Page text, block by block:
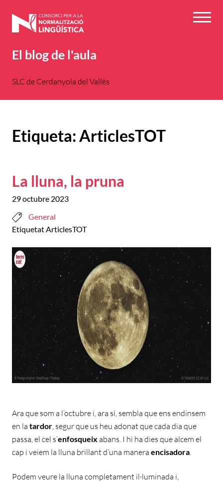
El blog de l'aula
SLC de Cerdanyola del Vallès
Etiqueta:ArticlesTOT
La lluna, la pruna
29 octubre 2023
General
EtiquetatArticlesTOT
Ara que som a l’octubre i, ara sí, sembla que ens endinsem
en la tardor , segur que us heu adonat que cada dia que
passa, el cel s’enfosqueix abans. I hi ha dies que alcem el
cap i veiem la lluna brillant d’una manera encisadora
Podem veure la lluna completament il·luminada i,